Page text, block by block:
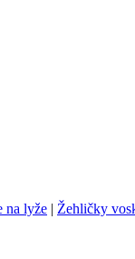
na lyže | Žehličky